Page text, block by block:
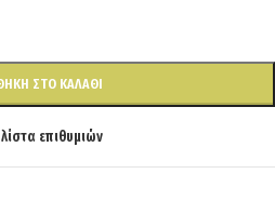
ΣΤΟ ΚΑΛΆΘΙ
επιθυμιών